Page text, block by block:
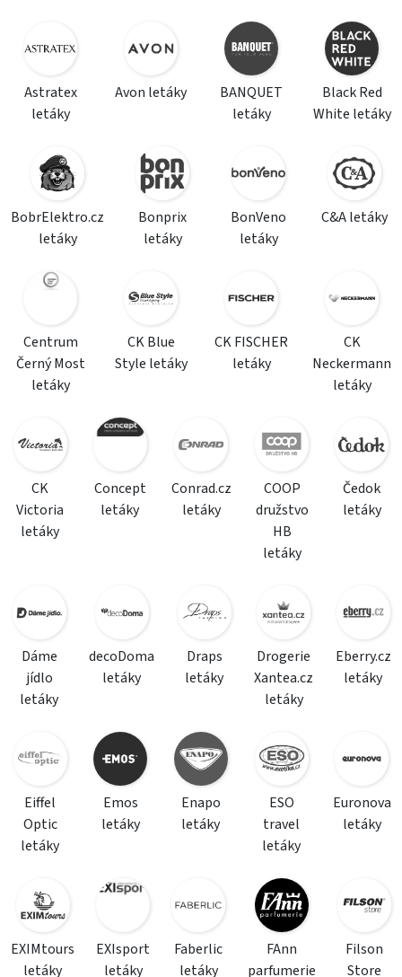
Astratex
letáky
Avon letáky
BANQUET
letáky
Black Red
White letáky
BobrElektro.cz
letáky
Bonprix
letáky
BonVeno
letáky
C&A letáky
Centrum
Černý Most
letáky
CK Blue
Style letáky
CK FISCHER
letáky
CK
Neckermann
letáky
CK
Victoria
letáky
Concept
letáky
Conrad.cz
letáky
COOP
družstvo
HB
letáky
Čedok
letáky
Dáme
jídlo
letáky
decoDoma
letáky
Draps
letáky
Drogerie
Xantea.cz
letáky
Eberry.cz
letáky
Eiffel
Optic
letáky
Emos
letáky
Enapo
letáky
ESO
travel
letáky
Euronova
letáky
EXIMtours
letáky
EXIsport
letáky
Faberlic
letáky
FAnn
parfumerie
Filson
Store